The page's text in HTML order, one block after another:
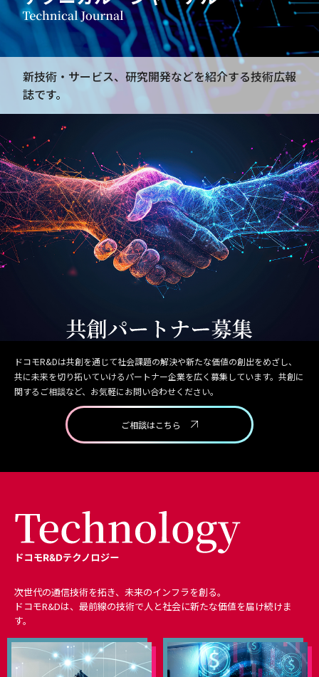
新技術・サービス、研究開発などを紹介する技術広報
誌です。
ドコモR&Dは共創を通じて社会課題の解決や新たな価値の創出をめざし、
共に未来を切り拓いていけるパートナー企業を広く募集しています。共創に
関するご相談など、お気軽にお問い合わせください。
ご相談はこちら
次世代の通信技術を拓き、未来のインフラを創る。
ドコモR&Dは、最前線の技術で人と社会に新たな価値を届け続けま
す。